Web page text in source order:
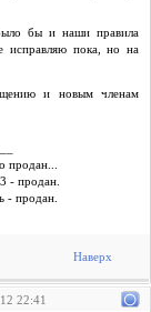
бы и наши правила
исправляю пока, но на
и новым членам
продан...
- продан.
- продан.
Наверх
22:41